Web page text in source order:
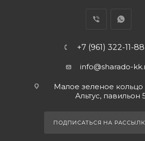
+7 (961) 322-11-88
info@sharado-
Малое зеленое
Альтус, павильон
ПОДПИСАТЬСЯ НА